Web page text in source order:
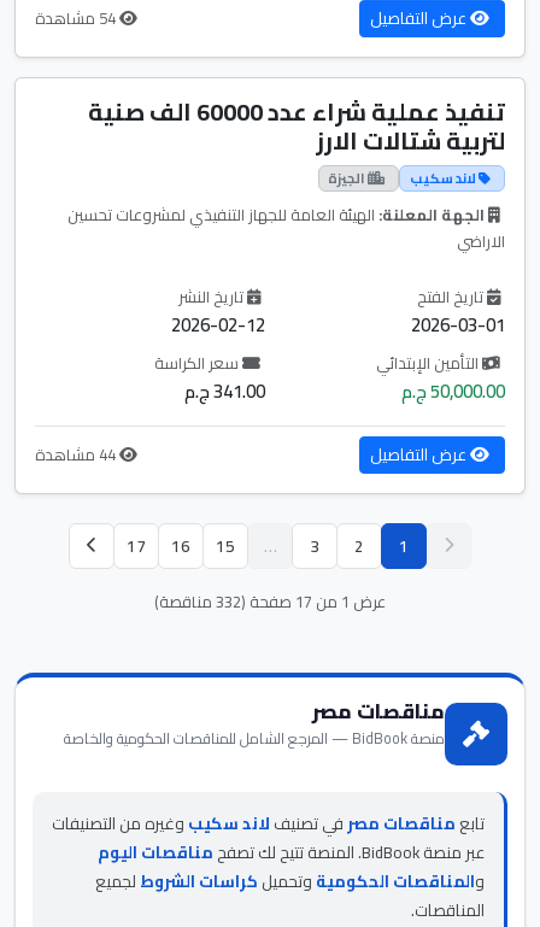
عرض التفاصيل
تنفيذ عملية شراء عدد 60000 الف صنية
لتربية شتالات الارز
لاند سكيب الجيزة
الجهة المعلنة: الهيئة العامة للجهاز التنفيذي لمشروعات تحسين
الاراضي
تاريخ الفتح
2026-03-01
تاريخ النشر
2026-02-12
التأمين الإبتدائي
50,000.00 ج.م
سعر الكراسة
341.00 ج.م
عرض التفاصيل
1
2
3
…
15
16
17
عرض 1 من 17 صفحة (332 مناقصة)
مناقصات مصر
منصة BidBook — المرجع الشامل للمناقصات الحكومية والخاصة
تابعمناقصات مصرفي تصنيفلاند سكيبوغيره من التصنيفات
عبر منصة BidBook. المنصة تتيح لك تصفح
مناقصات اليوم
والمناقصات الحكوميةوتحميلكراسات الشروطلجميع
المناقصات.